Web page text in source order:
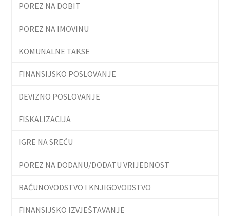
POREZ NA DOBIT
POREZ NA IMOVINU
KOMUNALNE TAKSE
FINANSIJSKO POSLOVANJE
DEVIZNO POSLOVANJE
FISKALIZACIJA
IGRE NA SREĆU
POREZ NA DODANU/DODATU VRIJEDNOST
RAČUNOVODSTVO I KNJIGOVODSTVO
FINANSIJSKO IZVJEŠTAVANJE